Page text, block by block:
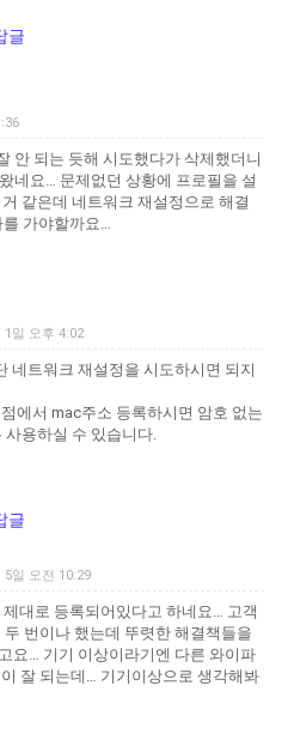
글
안 되는 듯해 시도했다가 삭제했더니
네요… 문제없던 상황에 프로필을 설
같은데 네트워크 재설정으로 해결
가야할까요…
1일 오후 4:02
네트워크 재설정을 시도하시면 되지
에서 mac주소 등록하시면 암호 없는
사용하실 수 있습니다.
글
5일 오전 10:29
대로 등록되어있다고 하네요… 고객
두 번이나 했는데 뚜렷한 해결책들을
요… 기기 이상이라기엔 다른 와이파
잘 되는데… 기기이상으로 생각해봐